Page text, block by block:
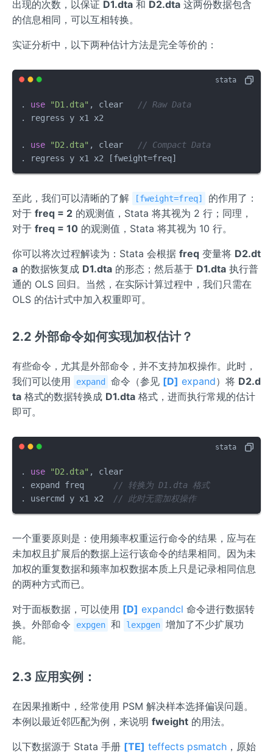
出现的次数，以保证 D1.dta 和 D2.dta 这两份数据包含
的信息相同，可以互相转换。
实证分析中，以下两种估计方法是完全等价的：
. use "D1.dta" , clear // Raw Data
. regress y x1 x2
. use "D2.dta" , clear // Compact Data
. regress y x1 x2 [fweight=freq]
至此，我们可以清晰的了解 [fweight=freq]
的作用了：
对于 freq = 2 的观测值，Stata 将其视为 2 行；同理，
对于 freq = 10 的观测值，Stata 将其视为 10 行。
你可以将次过程解读为：Stata 会根据 freq 变量将 D2.dt
a 的数据恢复成 D1.dta 的形态；然后基于 D1.dta 执行普
通的 OLS 回归。当然，在实际计算过程中，我们只需在
OLS 的估计式中加入权重即可。
2.2 外部命令如何实现加权估计？
有些命令，尤其是外部命令，并不支持加权操作。此时，
我们可以使用
expand 命令（参见 [D] expand）将 D2.d
ta 格式的数据转换成 D1.dta 格式，进而执行常规的估计
即可。
. use "D2.dta" , clear
. expand freq // 转换为 D1.dta 格式
. usercmd y x1 x2 // 此时无需加权操作
一个重要原则是：使用频率权重运行命令的结果，应与在
未加权且扩展后的数据上运行该命令的结果相同。因为未
加权的重复数据和频率加权数据本质上只是记录相同信息
的两种方式而已。
对于面板数据，可以使用 [D] expandcl 命令进行数据转
换。外部命令
expgen 和 lexpgen 增加了不少扩展功
能。
2.3 应用实例：
在因果推断中，经常使用 PSM 解决样本选择偏误问题。
本例以最近邻匹配为例，来说明 fweight 的用法。
以下数据源于 Stata 手册 [TE] teffects psmatch ，原始